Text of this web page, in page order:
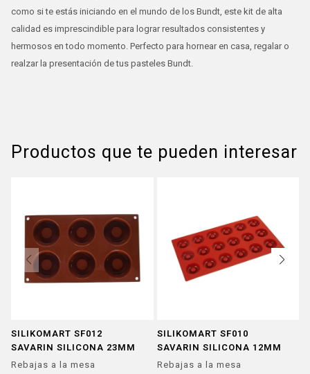
como si te estás iniciando en el mundo de los Bundt, este kit de alta
calidad es imprescindible para lograr resultados consistentes y
hermosos en todo momento. Perfecto para hornear en casa, regalar o
realzar la presentación de tus pasteles Bundt.
Productos que te pueden interesar
SILIKOMART SF012
SAVARIN SILICONA 23MM
Rebajas a la mesa
SILIKOMART SF010
SAVARIN SILICONA 12MM
Rebajas a la mesa